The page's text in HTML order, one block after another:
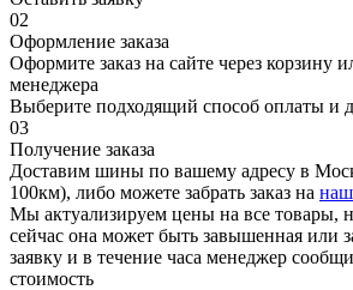
02
Оформление заказа
Оформите заказ на сайте через корзину
менеджера
Выберите подходящий способ оплаты и
03
Получение заказа
Доставим шины по вашему адресу в
100км), либо можете забрать заказ на
Мы актуализируем цены на все товары,
сейчас она может быть завышенная или
заявку и в течение часа менеджер
стоимость